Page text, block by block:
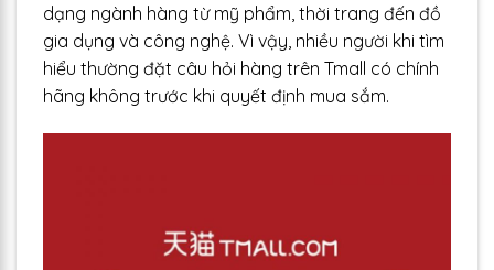
dạng ngành hàng từ mỹ phẩm, thời trang đến đồ
gia dụng và công nghệ. Vì vậy, nhiều người khi tìm
hiểu thường đặt câu hỏi hàng trên Tmall có chính
hãng không trước khi quyết định mua sắm.